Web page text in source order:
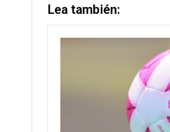
Lea también: